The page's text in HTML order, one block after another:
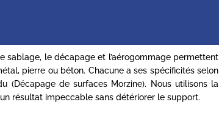
sablage, le décapage et l’aérogommage permettent
pierre ou béton. Chacune a ses spécificités selon
(Décapage de surfaces Morzine). Nous utilisons la
résultat impeccable sans détériorer le support.